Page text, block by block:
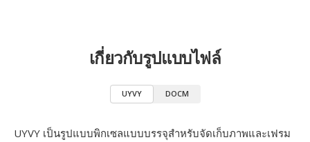
เกี่ยวกับรูปแบบไฟล์
UYVY DOCM
UYVY เป็นรูปแบบพิกเซลแบบบรรจุสำหรับจัดเก็บภาพและเฟรม